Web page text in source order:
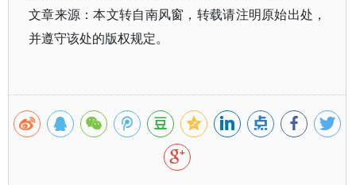
文章来源：本文转自南风窗，转载请注明原始出处，
并遵守该处的版权规定。